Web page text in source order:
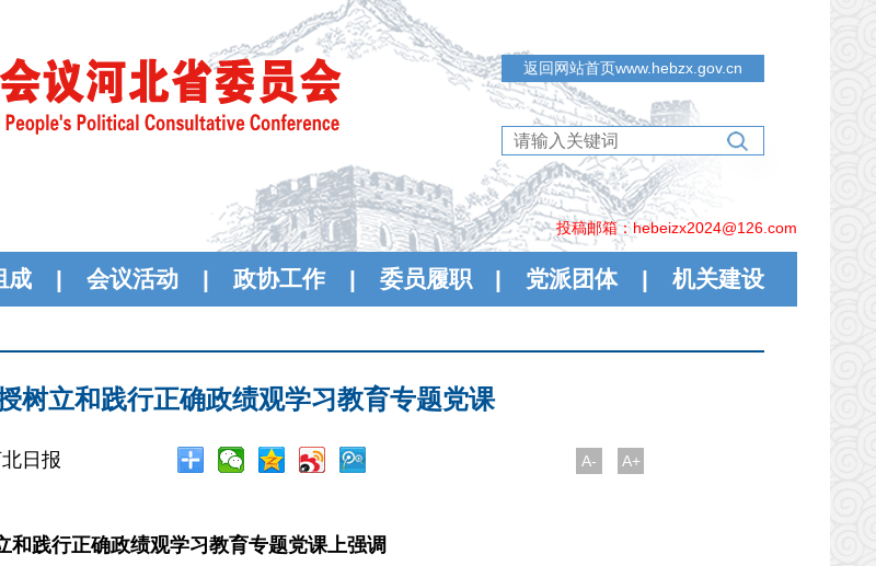
返回网站首页www.hebzx.gov.cn
投稿邮箱：hebeizx2024@126.com
成 | 会议活动 | 政协工作 | 委员履职 | 党派团体 | 机关建设
树立和践行正确政绩观学习教育专题党课
日报 A- A+
和践行正确政绩观学习教育专题党课上强调